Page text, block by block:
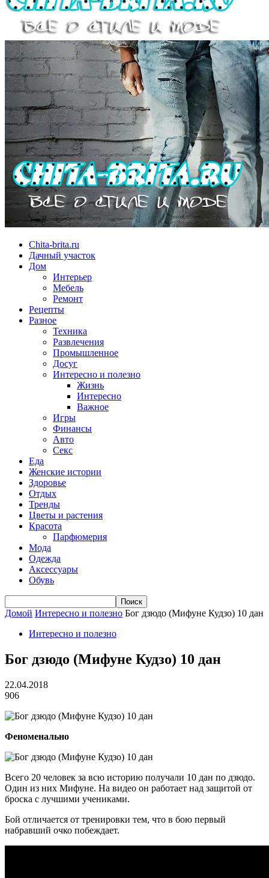
Chita-brita.ru
Дачный участок
Дом
Интерьер
Мебель
Ремонт
Рецепты
Разное
Техника
Развлечения
Промышленное
Досуг
Интересно и полезно
Жизнь
Интересно
Важное
Игры
Финансы
Авто
Секс
Еда
Женские истории
Здоровье
Отдых
Тренды
Цветы и растения
Красота
Парфюмерия
Мода
Одежда
Аксессуары
Обувь
Домой Интересно и полезно Бог дзюдо (Мифуне Кудзо) 10 дан
Интересно и полезно
Бог дзюдо (Мифуне Кудзо) 10 дан
22.04.2018
906
Феноменально
Всего 20 человек за всю историю получали 10 дан по дзюдо.
Один из них Мифуне. На видео он работает над защитой от
броска с лучшими учениками.
Бой отличается от тренировки тем, что в бою первый
набравший очко побеждает.